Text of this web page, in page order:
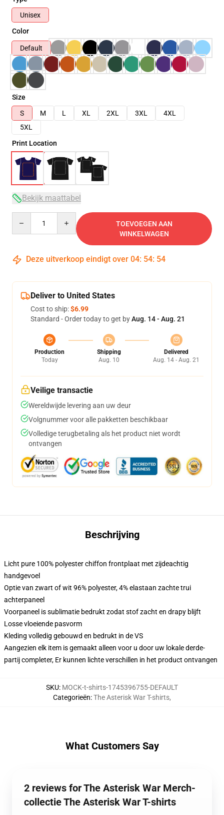
Unisex
Color
Default
Size
S
M L XL 2XL 3XL
4XL
5XL
Print Location
Bekijk maattabel
TOEVOEGEN AAN
WINKELWAGEN
Deze uitverkoop eindigt over 04: 54: 54
Deliver to United States
Cost to ship:$6.99
Standard - Order today to get byAug. 14 - Aug. 21
Production
Today
Shipping
Aug. 10
Delivered
Aug. 14 - Aug. 21
Veilige transactie
Wereldwijde levering aan uw deur
Volgnummer voor alle pakketten beschikbaar
Volledige terugbetaling als het product niet wordt
ontvangen
Beschrijving
Licht pure 100% polyester chiffon frontplaat met zijdeachtig
handgevoel
Optie van zwart of wit 96% polyester, 4% elastaan zachte trui
achterpaneel
Voorpaneel is sublimatie bedrukt zodat stof zacht en drapy blijft
Losse vloeiende pasvorm
Kleding volledig gebouwd en bedrukt in de VS
Aangezien elk item is gemaakt alleen voor u door uw lokale derde-
partij completer, Er kunnen lichte verschillen in het product ontvangen
SKU: MOCK-t-shirts-1745396755-DEFAULT
Categorieën:The Asterisk War T-shirts,
What Customers Say
2 reviews for The Asterisk War Merch-
collectie The Asterisk War T-shirts